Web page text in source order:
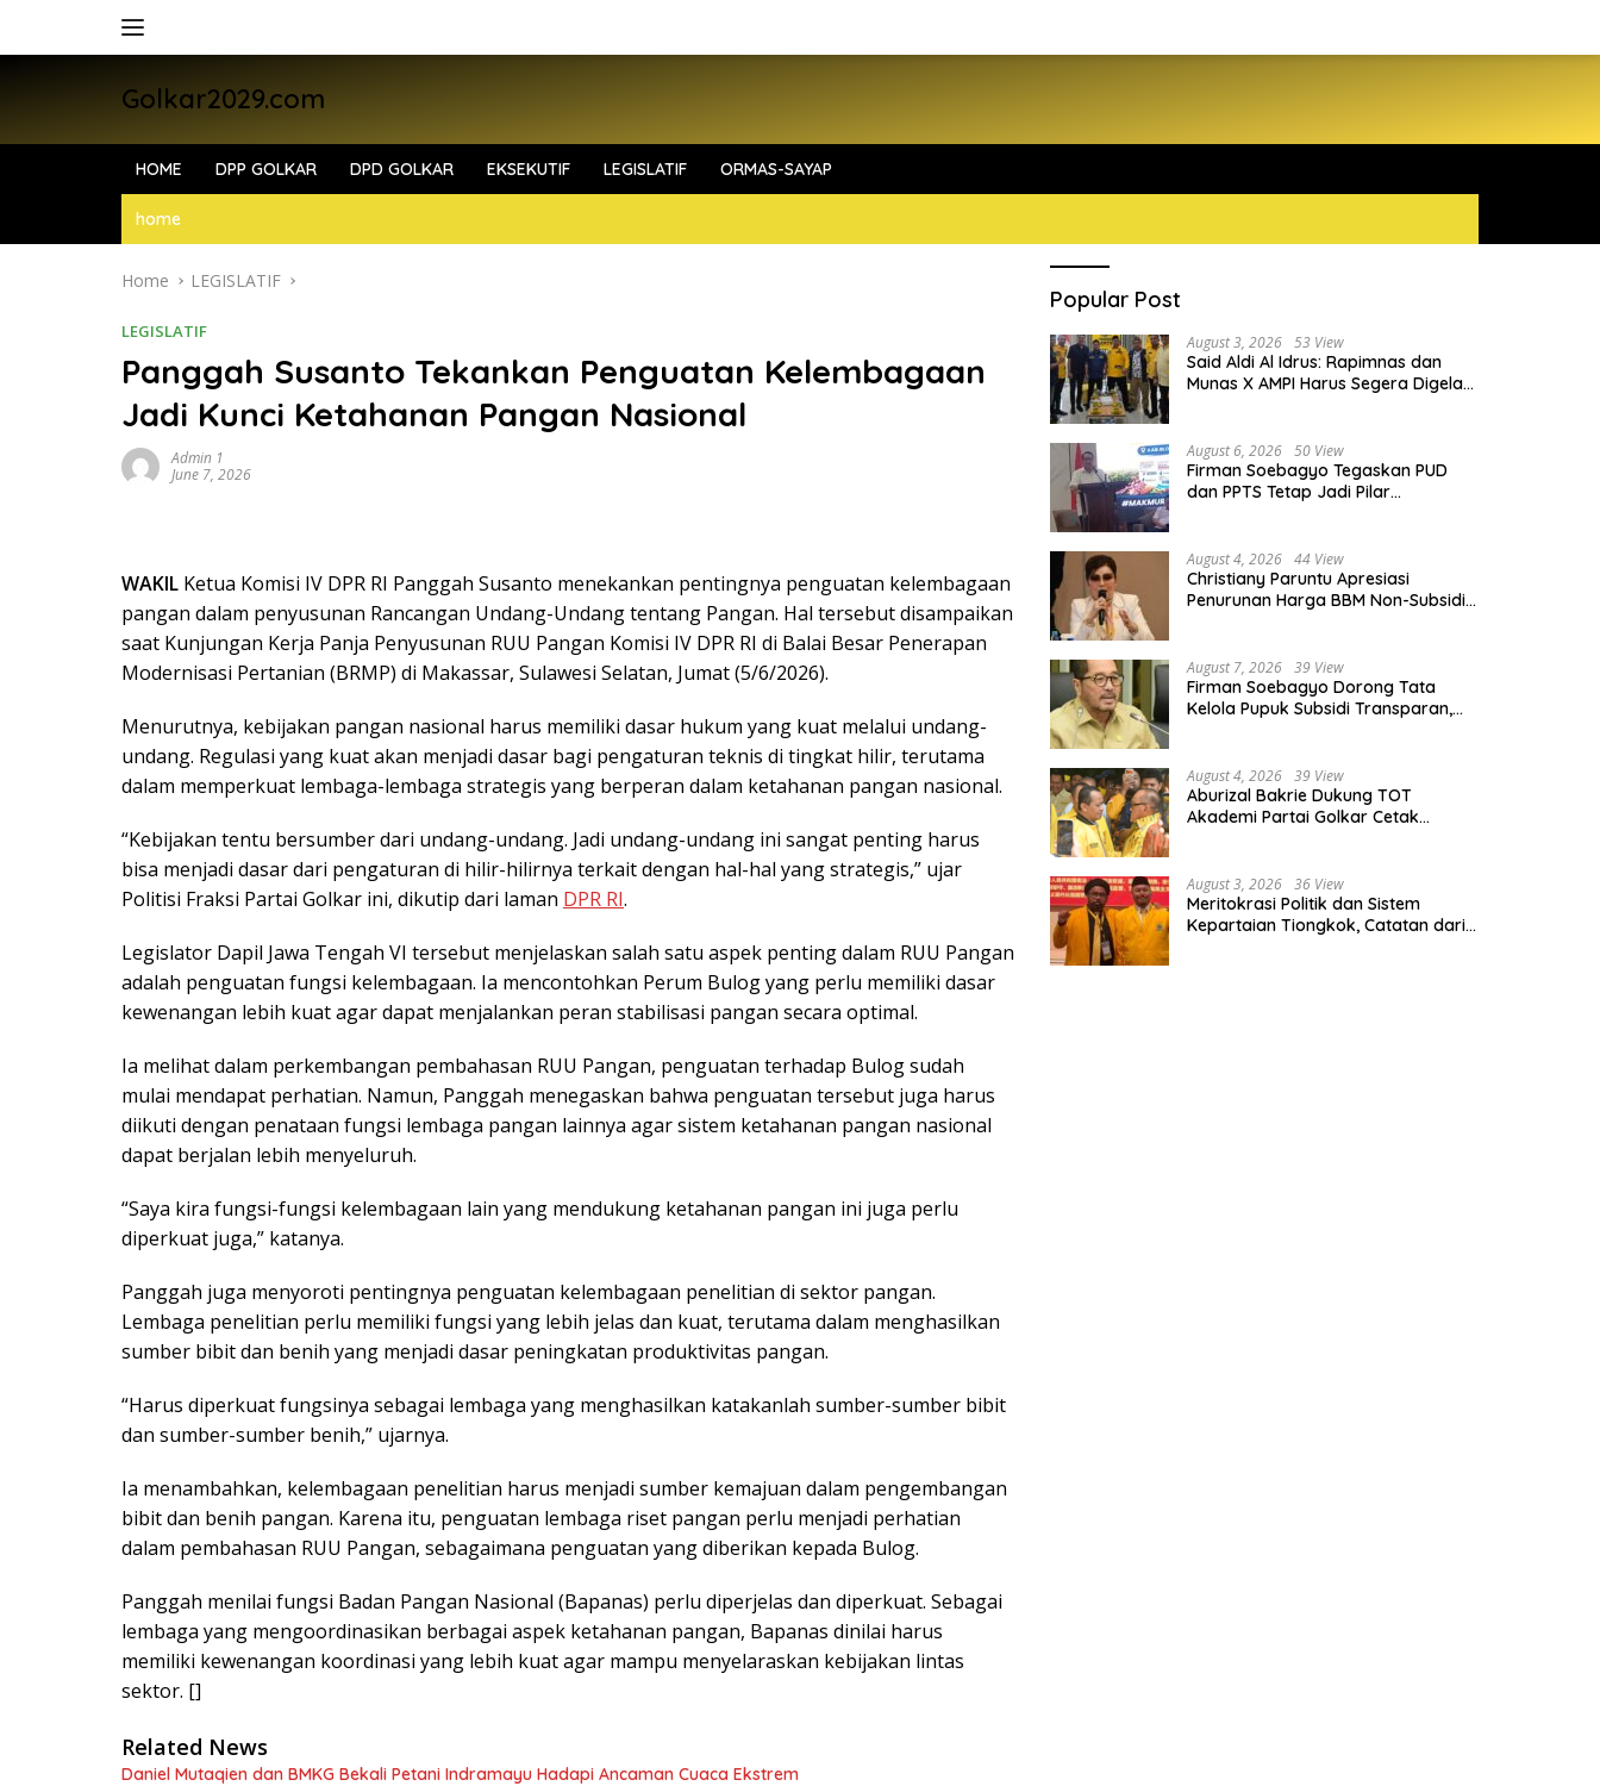
Golkar2029.com
HOME DPP GOLKAR DPD GOLKAR EKSEKUTIF LEGISLATIF ORMAS-SAYAP
home
Home LEGISLATIF
LEGISLATIF
Panggah Susanto Tekankan Penguatan Kelembagaan
Jadi Kunci Ketahanan Pangan Nasional
Admin 1
June 7, 2026
WAKIL Ketua Komisi IV DPR RI Panggah Susanto menekankan pentingnya penguatan kelembagaan
pangan dalam penyusunan Rancangan Undang-Undang tentang Pangan. Hal tersebut disampaikan
saat Kunjungan Kerja Panja Penyusunan RUU Pangan Komisi IV DPR RI di Balai Besar Penerapan
Modernisasi Pertanian (BRMP) di Makassar, Sulawesi Selatan, Jumat (5/6/2026).
Menurutnya, kebijakan pangan nasional harus memiliki dasar hukum yang kuat melalui undang-
undang. Regulasi yang kuat akan menjadi dasar bagi pengaturan teknis di tingkat hilir, terutama
dalam memperkuat lembaga-lembaga strategis yang berperan dalam ketahanan pangan nasional.
“Kebijakan tentu bersumber dari undang-undang. Jadi undang-undang ini sangat penting harus
bisa menjadi dasar dari pengaturan di hilir-hilirnya terkait dengan hal-hal yang strategis,” ujar
Politisi Fraksi Partai Golkar ini, dikutip dari laman DPR RI.
Legislator Dapil Jawa Tengah VI tersebut menjelaskan salah satu aspek penting dalam RUU Pangan
adalah penguatan fungsi kelembagaan. Ia mencontohkan Perum Bulog yang perlu memiliki dasar
kewenangan lebih kuat agar dapat menjalankan peran stabilisasi pangan secara optimal.
Ia melihat dalam perkembangan pembahasan RUU Pangan, penguatan terhadap Bulog sudah
mulai mendapat perhatian. Namun, Panggah menegaskan bahwa penguatan tersebut juga harus
diikuti dengan penataan fungsi lembaga pangan lainnya agar sistem ketahanan pangan nasional
dapat berjalan lebih menyeluruh.
“Saya kira fungsi-fungsi kelembagaan lain yang mendukung ketahanan pangan ini juga perlu
diperkuat juga,” katanya.
Panggah juga menyoroti pentingnya penguatan kelembagaan penelitian di sektor pangan.
Lembaga penelitian perlu memiliki fungsi yang lebih jelas dan kuat, terutama dalam menghasilkan
sumber bibit dan benih yang menjadi dasar peningkatan produktivitas pangan.
“Harus diperkuat fungsinya sebagai lembaga yang menghasilkan katakanlah sumber-sumber bibit
dan sumber-sumber benih,” ujarnya.
Ia menambahkan, kelembagaan penelitian harus menjadi sumber kemajuan dalam pengembangan
bibit dan benih pangan. Karena itu, penguatan lembaga riset pangan perlu menjadi perhatian
dalam pembahasan RUU Pangan, sebagaimana penguatan yang diberikan kepada Bulog.
Panggah menilai fungsi Badan Pangan Nasional (Bapanas) perlu diperjelas dan diperkuat. Sebagai
lembaga yang mengoordinasikan berbagai aspek ketahanan pangan, Bapanas dinilai harus
memiliki kewenangan koordinasi yang lebih kuat agar mampu menyelaraskan kebijakan lintas
sektor. []
Related News
Daniel Mutaqien dan BMKG Bekali Petani Indramayu Hadapi Ancaman Cuaca Ekstrem
Popular Post
August 3, 2026 53 View
Said Aldi Al Idrus: Rapimnas dan
Munas X AMPI Harus Segera Digelar
August 6, 2026 50 View
Firman Soebagyo Tegaskan PUD
dan PPTS Tetap Jadi Pilar
August 4, 2026 44 View
Christiany Paruntu Apresiasi
Penurunan Harga BBM Non-Subsidi,
August 7, 2026 39 View
Firman Soebagyo Dorong Tata
Kelola Pupuk Subsidi Transparan,
August 4, 2026 39 View
Aburizal Bakrie Dukung TOT
Akademi Partai Golkar Cetak
August 3, 2026 36 View
Meritokrasi Politik dan Sistem
Kepartaian Tiongkok, Catatan dari